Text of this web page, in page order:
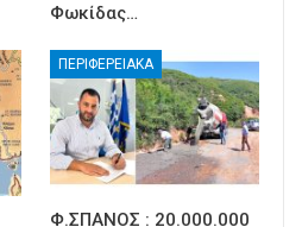
Φωκίδας…
ΠΕΡΙΦΕΡΕΙΑΚΑ
Φ.ΣΠΑΝΟΣ : 20.000.000